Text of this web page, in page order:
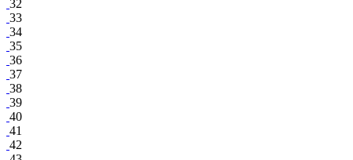
32
33
34
35
36
37
38
39
40
41
42